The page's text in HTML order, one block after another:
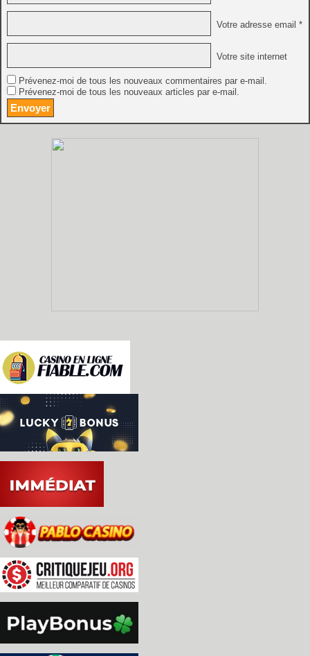
Votre adresse email *
Votre site internet
Prévenez-moi de tous les nouveaux commentaires par e-mail.
Prévenez-moi de tous les nouveaux articles par e-mail.